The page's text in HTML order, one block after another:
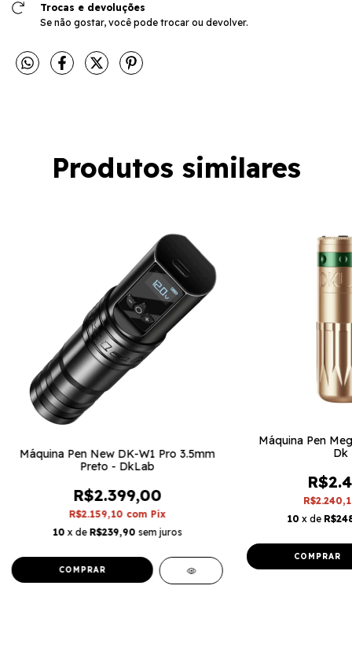
Trocas e devoluções
Se não gostar, você pode trocar ou devolver.
Produtos similares
Máquina Pen New DK-W1 Pro 3.5mm
Preto - DkLab
R$2.399,00
R$2.159,10 com Pix
10 x de R$239,90 sem juros
Máquina Pen
Dk
10 x de